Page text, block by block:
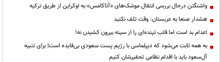
واشنگتن درحال بررسی انتقال موشک‌های «آتاکامس» به اوکراین از طریق ترکیه
هشدار صنعا به عربستان: وقت تلف نکنید
اعدام بد است اما قلب تپنده‌ای را از سینه بیرون کشیدن نه!
به همه ثابت می‌شود که دیپلماسی با رژیم پست سعودی بی‌فایده است| برای تنبیه
آل‌سعود باید با اقدام نظامی تحقیرشان کنیم